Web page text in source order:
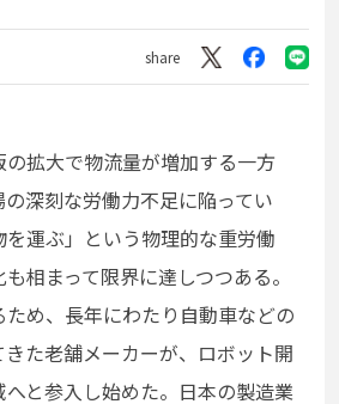
share
拡大で物流量が増加する一方
深刻な労働力不足に陥ってい
運ぶ」という物理的な重労働
相まって限界に達しつつある。
ため、長年にわたり自動車などの
た老舗メーカーが、ロボット開
と参入し始めた。日本の製造業